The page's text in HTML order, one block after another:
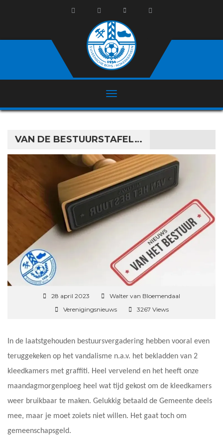
VAN DE BESTUURSTAFEL…
28 april 2023
Walter van Bloemendaal
Verenigingsnieuws
3267 Views
In de laatstgehouden bestuursvergadering hebben vooral even
teruggekeken op het vandalisme n.a.v. het bekladden van 2
kleedkamers met graffiti. Heel vervelend en het heeft onze
maandagmorgenploeg heel wat tijd gekost om de kleedkamers
weer bruikbaar te maken. Gelukkig betaald de Gemeente deels
mee, maar je moet zoiets niet willen. Het gaat toch om
gemeenschapsgeld.